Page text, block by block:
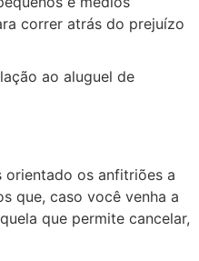
correr atrás do prejuízo
ao aluguel de
orientado os anfitriões a
que, caso você venha a
que permite cancelar,